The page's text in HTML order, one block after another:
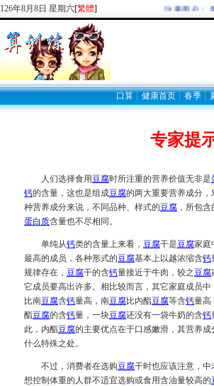
126年8月 8日 星期六[繁體] 欢迎新注册用户：
口算 ┊ 健康首页 ┊ 春季 ┊
专家提
人们选择食用豆腐时所注重的营养价值无非是
钙的含量，这也是组成豆腐的两大重要营养成分，
种营养成分来说，不同品种、样式的豆腐 ，所包含
蛋白质含量也不尽相同。
单纯从钙类的含量上来看， 豆腐干是豆腐家庭
最高的成员，各种形式的豆腐基本上以越浓缩含钙
规律存在， 豆腐干的含钙量接近于牛肉，较之豆腐
它成员要高出许多。相比较而言，其它家庭成员中
比南豆腐含钙量高，南豆腐比内酯豆腐等含钙量高
酯豆腐的含钙量，一块豆腐还没有一袋牛奶的含钙
此，内酯豆腐的主要优点在于口感嫩滑，其营养成
什么特殊之处。
不过，消费者在选购豆腐干时也应该注意，中
想控制体重的人群不适宜选购或食用含油量较高的